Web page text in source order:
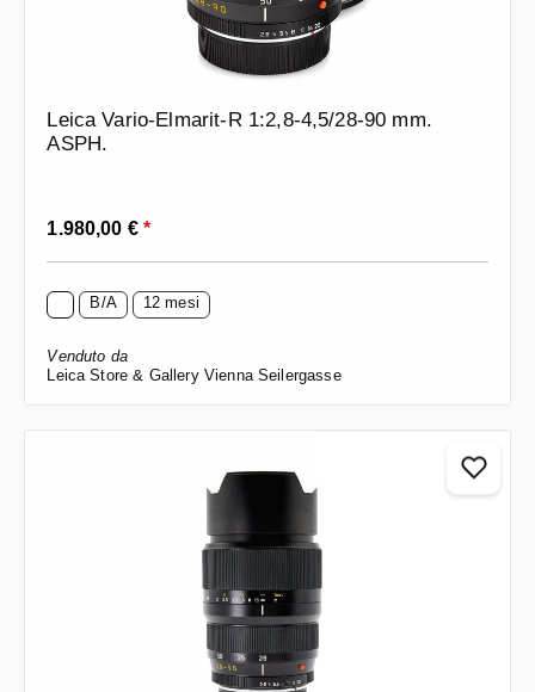
Leica Vario-Elmarit-R 1:2,8-4,5/28-90 mm.
ASPH.
Prezzo normale:
1.980,00 €*
B/A 12 mesi
Venduto da
Leica Store & Gallery Vienna Seilergasse